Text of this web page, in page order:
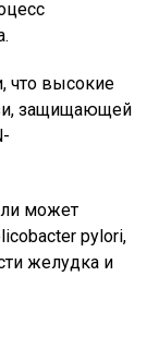
что высокие
защищающей
может
pylori,
желудка и